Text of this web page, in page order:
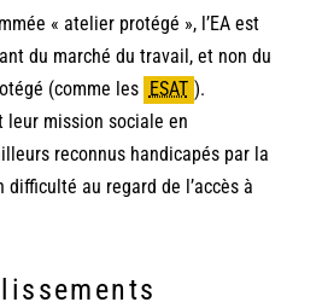
« atelier protégé », l’EA est
du marché du travail, et non du
(comme les ESAT ).
leur mission sociale en
reconnus handicapés par la
au regard de l’accès à